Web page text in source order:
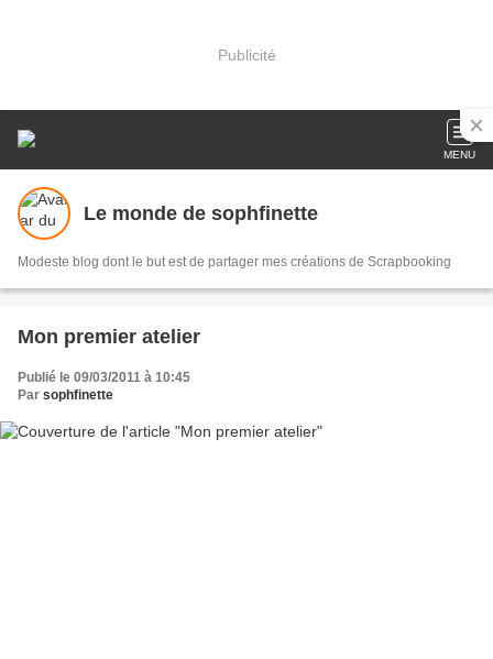
Publicité
MENU
Le monde de sophfinette
Modeste blog dont le but est de partager mes créations de Scrapbooking
Mon premier atelier
Publié le 09/03/2011 à 10:45
Par sophfinette